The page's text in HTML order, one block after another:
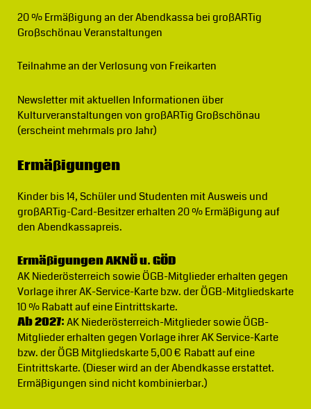
20 % Ermäßigungan der Abendkassa bei großARTig
Großschönau Veranstaltungen
Teilnahme an der Verlosung von Freikarten
Newslettermit aktuellen Informationen über
Kulturveranstaltungen von großARTig Großschönau
(erscheint mehrmals pro Jahr)
Ermäßigungen
Kinder bis 14, Schüler und Studenten mit Ausweis und
großARTig-Card-Besitzer erhalten 20 % Ermäßigung auf
den Abendkassapreis.
Ermäßigungen AKNÖ u. GÖD
AK Niederösterreich sowie ÖGB-Mitglieder erhalten gegen
Vorlage ihrer AK-Service-Karte bzw. der ÖGB-Mitgliedskarte
10 % Rabatt auf eine Eintrittskarte.
Ab 2027:AK Niederösterreich-Mitglieder sowie ÖGB-
Mitglieder erhalten gegen Vorlage ihrer AK Service-Karte
bzw. der ÖGB Mitgliedskarte 5,00 € Rabatt auf eine
Eintrittskarte. (Dieser wird an der Abendkasse erstattet.
Ermäßigungen sind nicht kombinierbar.)